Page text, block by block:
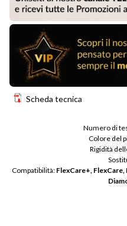
Scheda tecnica
Numero di
Colore del
Rigidità
Compatibilità: FlexCare+,